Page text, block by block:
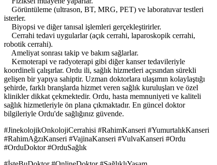
Görüntüleme (ultrason, BT, MRG, PET) ve laboratuvar testleri
isterler.
Biyopsi ve diğer tanısal işlemleri gerçekleştirirler.
Cerrahi tedavi uygularlar (açık cerrahi, laparoskopik cerrahi,
robotik cerrahi).
Ameliyat sonrası takip ve bakım sağlarlar.
Kemoterapi ve radyoterapi gibi diğer kanser tedavileriyle
koordineli çalışırlar. Ordu ili, sağlık hizmetleri açısından sürekli
gelişen bir yapıya sahiptir. Uzman doktorlara ulaşımın kolaylaştığı
şehirde, farklı branşlarda hizmet veren sağlık kuruluşları ve özel
klinikler dikkat çekmektedir. Ordu, hasta memnuniyeti ve kaliteli
sağlık hizmetleriyle ön plana çıkmaktadır. En güncel doktor
bilgileriyle Ordu'de sağlığınız güvende.
#JinekolojikOnkolojiCerrahisi #RahimKanseri #YumurtalıkKanseri
#RahimAğzıKanseri #VajinaKanseri #VulvaKanseri #Ordu
#OrduDoktor #OrduSağlık